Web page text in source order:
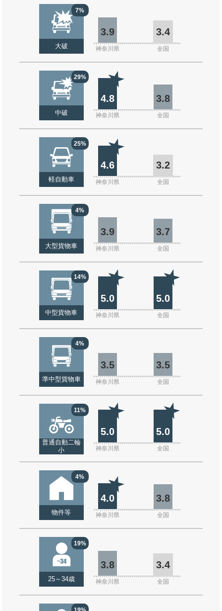
7%
大破
3.9 3.4
神奈川県 全国
29%
中破
4.8 3.8
神奈川県 全国
25%
軽自動車
4.6 3.2
神奈川県 全国
4%
大型貨物車
3.9 3.7
神奈川県 全国
14%
中型貨物車
5.0 5.0
神奈川県 全国
4%
準中型貨物車
3.5 3.5
神奈川県 全国
11%
普通自動二輪
小
5.0 5.0
神奈川県 全国
4%
物件等
4.0 3.8
神奈川県 全国
19%
25～34歳
3.8 3.4
神奈川県 全国